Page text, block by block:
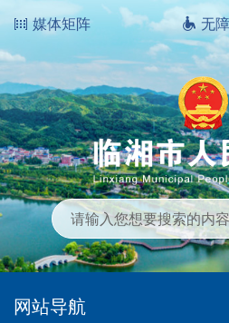
媒体矩阵 无
网站导航